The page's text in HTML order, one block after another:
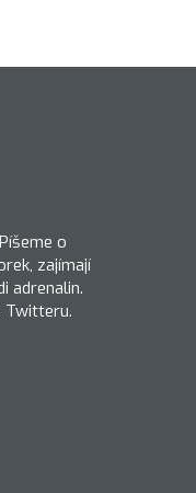
o
zajímají
adrenalin.
Twitteru.